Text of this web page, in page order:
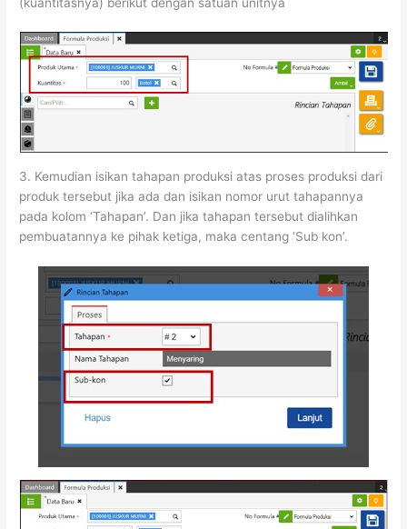
3. Kemudian isikan tahapan produksi atas proses produksi dari
produk tersebut jika ada dan isikan nomor urut tahapannya
pada kolom ‘Tahapan’. Dan jika tahapan tersebut dialihkan
pembuatannya ke pihak ketiga, maka centang ‘Sub kon’.